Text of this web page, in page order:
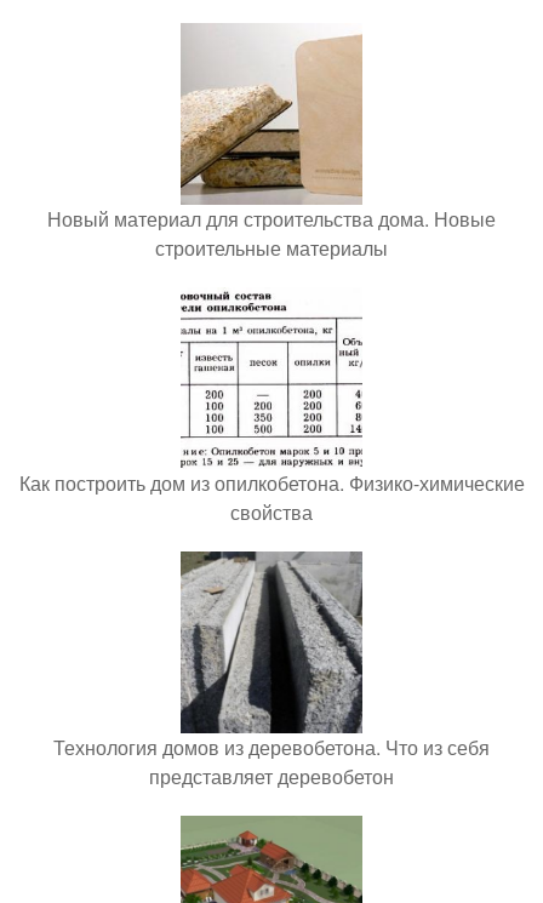
Новый материал для строительства дома. Новые
строительные материалы
Как построить дом из опилкобетона. Физико-химические
свойства
Технология домов из деревобетона. Что из себя
представляет деревобетон